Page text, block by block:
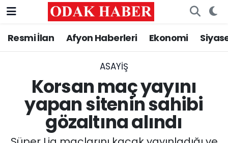
Resmi İlan Afyon Haberleri Ekonomi
ASAYİŞ
Korsan maç yayını
yapan sitenin sahibi
gözaltına alındı
AFYONKARAHİSAR HABERLERİ
ASAYİŞ
GÜNCEL
Afyonkarahisar Nöbetçi Eczaneler
Afyonkarahisar Hava Durumu
Afyonkarahisar Namaz Vakitleri
Afyonkarahisar Trafik Yoğunluk Haritası